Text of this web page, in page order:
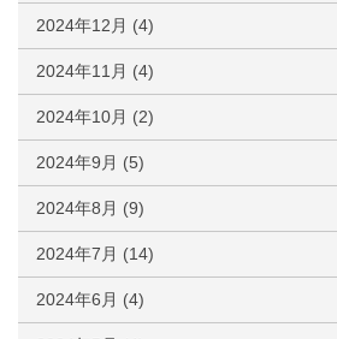
2024年12月 (4)
2024年11月 (4)
2024年10月 (2)
2024年9月 (5)
2024年8月 (9)
2024年7月 (14)
2024年6月 (4)